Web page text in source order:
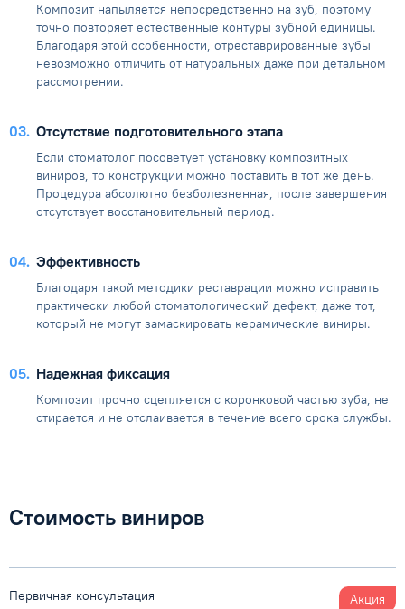
Композит напыляется непосредственно на зуб, поэтому
точно повторяет естественные контуры зубной единицы.
Благодаря этой особенности, отреставрированные зубы
невозможно отличить от натуральных даже при детальном
рассмотрении.
03 Отсутствие подготовительного этапа
Если стоматолог посоветует установку композитных
виниров, то конструкции можно поставить в тот же день.
Процедура абсолютно безболезненная, после завершения
отсутствует восстановительный период.
04 Эффективность
Благодаря такой методики реставрации можно исправить
практически любой стоматологический дефект, даже тот,
который не могут замаскировать керамические виниры.
05 Надежная фиксация
Композит прочно сцепляется с коронковой частью зуба, не
стирается и не отслаивается в течение всего срока службы.
Стоимость виниров
Первичная консультация
Акция